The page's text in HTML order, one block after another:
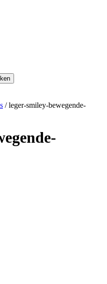
/ leger-smiley-bewegende-